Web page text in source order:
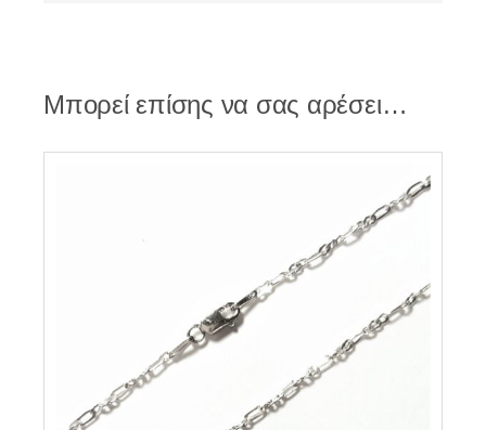
Μπορεί επίσης να σας αρέσει…